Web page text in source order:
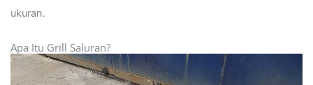
ukuran.
Apa Itu Grill Saluran?